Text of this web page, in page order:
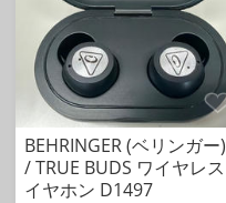
BEHRINGER (ベリンガー)
/ TRUE BUDS ワイヤレス
イヤホン D1497